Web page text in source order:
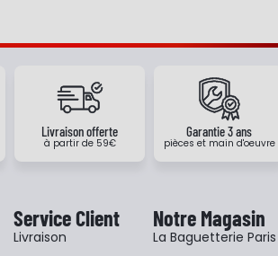
Livraison offerte
à partir de 59€
Garantie 3 ans
pièces et main d'oeuvre
Service Client
Livraison
Notre Magasin
La Baguetterie Paris